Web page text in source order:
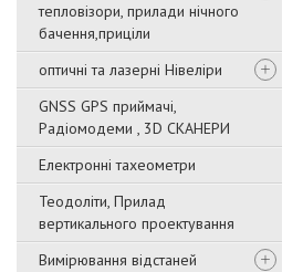
тепловізори, прилади нічного
бачення,приціли
оптичні та лазерні Нівеліри
GNSS GPS приймачі,
Радіомодеми , 3D СКАНЕРИ
Електронні тахеометри
Теодоліти, Прилад
вертикального проектування
Вимірювання відстаней